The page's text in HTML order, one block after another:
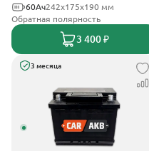
242х175х190 мм
60Ач
Обратная полярность
3 400 ₽
3 месяца